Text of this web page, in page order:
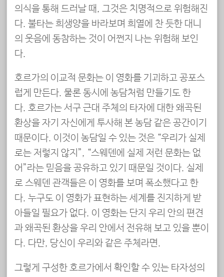
의식을 통해 드러날 때, 그것은 치명적으로 위험해진
다. 불타는 희생양을 바라보며 희열에 찬 듯한 대니
의 웃음에 동참하는 것이 어쩐지 나는 위험해 보인
다.
호르가의 이교적 문화는 이 영화를 기괴하고 공포스
럽게 만든다. 물론 동시에 농담처럼 만들기도 한
다. 호르가는 서구 근대 주체의 타자에 대한 왜곡된
환상을 자기 자신에게 투사해 본 농담 같은 공간이기
때문이다. 이것이 농담일 수 있는 것은 “우리가 실제
로는 저렇지 않지”, “스웨덴에 실제 저런 문화는 없
어”라는 믿음을 공유하고 있기 때문일 것이다. 실제
로 스웨덴 관객들은 이 영화를 보며 폭소했다고 한
다. 누구도 이 영화가 표현하는 세계를 진지하게 받
아들일 필요가 없다. 이 영화는 단지 우리 안의 편견
과 왜곡된 환상을 우리 안에서 전유해 보고 있을 뿐이
다. 다만, 당신이 우리와 같은 주체라면.
그렇게 구성한 호르가에서 확인할 수 있는 타자성의